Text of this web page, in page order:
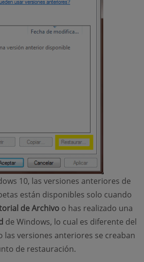
10, las versiones anteriores de
están disponibles solo cuando
de Archivo o has realizado una
de Windows, lo cual es diferente del
las versiones anteriores se creaban
de restauración.